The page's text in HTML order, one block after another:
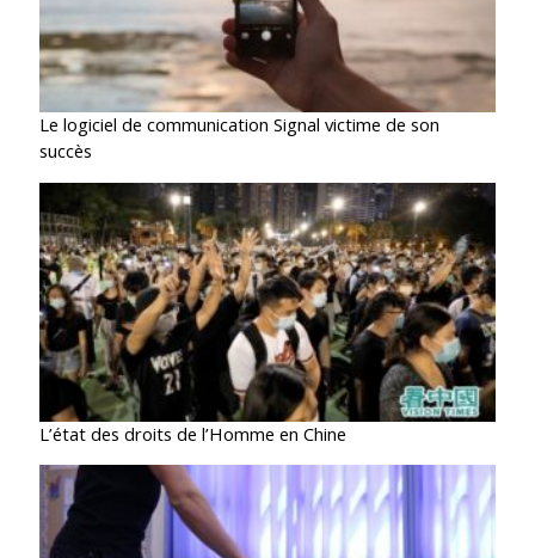
Le logiciel de communication Signal victime de son
succès
L’état des droits de l’Homme en Chine